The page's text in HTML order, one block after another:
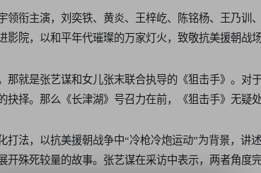
衔主演，刘奕铁、黄炎、王梓屹、陈铭杨、王乃训
院，以和平年代璀璨的万家灯火，致敬抗美援朝战
那就是张艺谋和女儿张末联合执导的《狙击手》。对
择。那么《长津湖》号召力在前，《狙击手》无疑
法，以抗美援朝战争中“冷枪冷炮运动”为背景，讲
殊死较量的故事。张艺谋在采访中表示，两者角度完